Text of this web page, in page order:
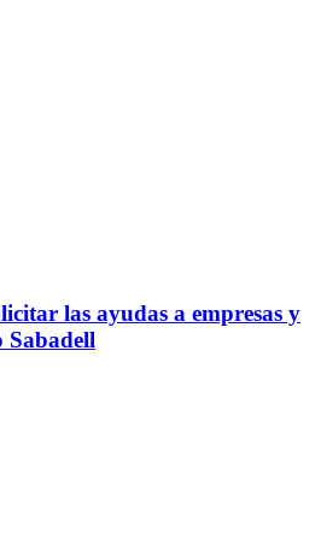
las ayudas a empresas y
Sabadell